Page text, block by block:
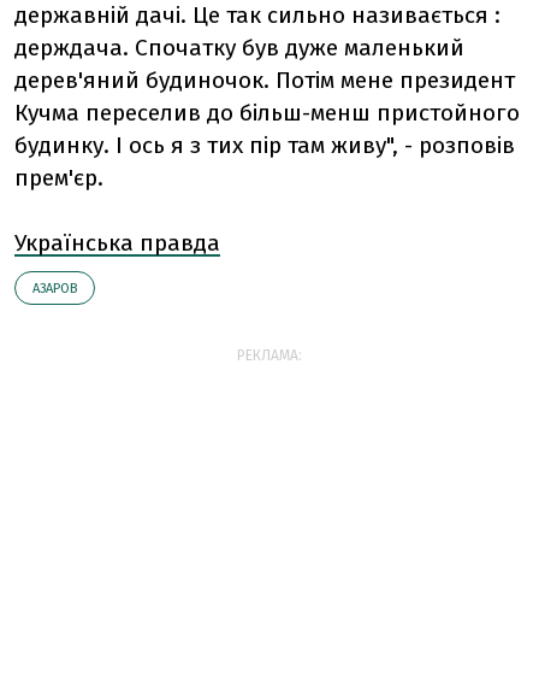
державній дачі. Це так сильно називається :
держдача. Спочатку був дуже маленький
дерев'яний будиночок. Потім мене президент
Кучма переселив до більш-менш пристойного
будинку. І ось я з тих пір там живу", - розповів
прем'єр.
Українська правда
АЗАРОВ
РЕКЛАМА: